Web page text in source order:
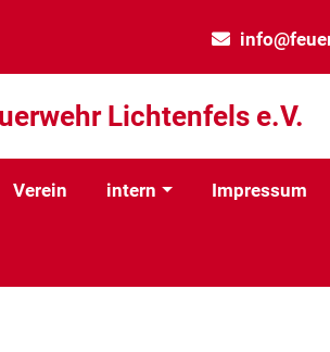
Lichtenfels e.V.
Verein intern Impressum